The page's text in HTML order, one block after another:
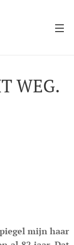
WEG.
mijn haar